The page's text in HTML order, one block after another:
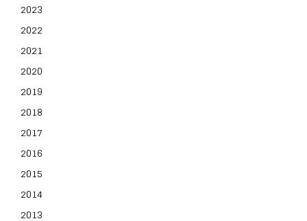
2023
2022
2021
2020
2019
2018
2017
2016
2015
2014
2013